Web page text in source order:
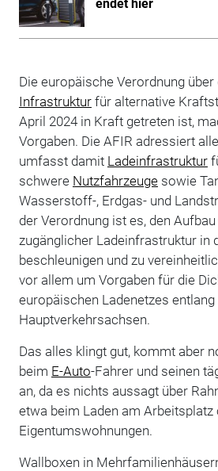
endet hier
Die europäische Verordnung
Infrastrukturfür alternative
April 2024 in Kraft getreten ist,
Vorgaben. Die AFIR adressiert
umfasst damit Ladeinfrastruktur
schwere Nutzfahrzeugesowie
Wasserstoff-, Erdgas- und
der Verordnung ist es, den
zugänglicher Ladeinfrastruktur in
beschleunigen und zu
vor allem um Vorgaben für die
europäischen Ladenetzes entlang
Hauptverkehrsachsen.
Das alles klingt gut, kommt aber
beim E-Auto-Fahrer und seinen
an, da es nichts aussagt über
etwa beim Laden am Arbeitsplatz
Eigentumswohnungen.
Wallboxen in